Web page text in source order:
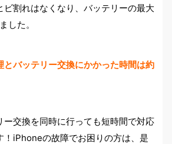
ビ割れはなくなり、バッテリーの最大
した。
バッテリー交換にかかった時間は約
ー交換を同時に行っても短時間で対応
！iPhoneの故障でお困りの方は、是